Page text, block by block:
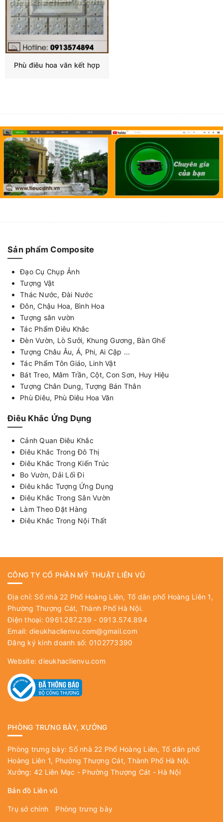
Phù điêu hoa văn kết hợp
Sản phẩm Composite
Đạo Cụ Chụp Ảnh
Tượng Vật
Thác Nước, Đài Nước
Đôn, Chậu Hoa, Bình Hoa
Tượng sân vườn
Tác Phẩm Điêu Khắc
Đèn Vườn, Lò Sưởi, Khung Gương, Bàn Ghế
Tượng Châu Âu, Á, Phi, Ai Cập ...
Tác Phẩm Tôn Giáo, Linh Vật
Bát Treo, Mâm Trần, Cột, Con Sơn, Huy Hiệu
Tượng Chân Dung, Tượng Bán Thân
Phù Điêu, Phù Điêu Hoa Văn
Điêu Khắc Ứng Dụng
Cảnh Quan Điêu Khắc
Điêu Khắc Trong Đô Thị
Điêu Khắc Trong Kiến Trúc
Bo Vườn, Dải Lối Đi
Điêu khắc Tượng Ứng Dụng
Điêu Khắc Trong Sân Vườn
Làm Theo Đặt Hàng
Điêu Khắc Trong Nội Thất
CÔNG TY CỔ PHẦN MỸ THUẬT LIÊN VŨ
Địa chỉ: Số nhà 22 Phố Hoàng Liên, Tổ dân phố Hoàng Liên 1,
Phường Thượng Cát, Thành Phố Hà Nội.
Điện thoại: 0961.287.239 - 0913.574.894
Email: dieukhaclienvu.com@gmail.com
Đăng ký kinh doanh số: 0102773390
Website:dieukhaclienvu.com
PHÒNG TRƯNG BÀY, XƯỞNG
Phòng trưng bày: Số nhà 22 Phố Hoàng Liên, Tổ dân phố
Hoàng Liên 1, Phường Thượng Cát, Thành Phố Hà Nội.
Xưởng: 42 Liên Mạc - Phường Thượng Cát - Hà Nội
Bản đồ Liên vũ
Trụ sở chính Phòng trưng bày